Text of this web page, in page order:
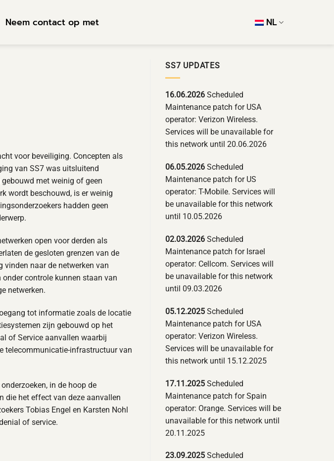
Neem contact op met NL
voor beveiliging. Concepten als
van SS7 was uitsluitend
met weinig of geen
wordt beschouwd, is er weinig
hadden geen
open voor derden als
de gesloten grenzen van de
vinden naar de netwerken van
controle kunnen staan van
netwerken.
tot informatie zoals de locatie
zijn gebouwd op het
of Service aanvallen waarbij
telecommunicatie-infrastructuur van
in de hoop de
die het effect van deze aanvallen
Tobias Engel en Karsten Nohl
of service.
SS7 UPDATES
16.06.2026 Scheduled
Maintenance patch for USA
operator: Verizon Wireless.
Services will be unavailable for
this network until 20.06.2026
06.05.2026 Scheduled
Maintenance patch for US
operator: T-Mobile. Services will
be unavailable for this network
until 10.05.2026
02.03.2026 Scheduled
Maintenance patch for Israel
operator: Cellcom. Services will
be unavailable for this network
until 09.03.2026
05.12.2025 Scheduled
Maintenance patch for USA
operator: Verizon Wireless.
Services will be unavailable for
this network until 15.12.2025
17.11.2025 Scheduled
Maintenance patch for Spain
operator: Orange. Services will be
unavailable for this network until
20.11.2025
23.09.2025 Scheduled